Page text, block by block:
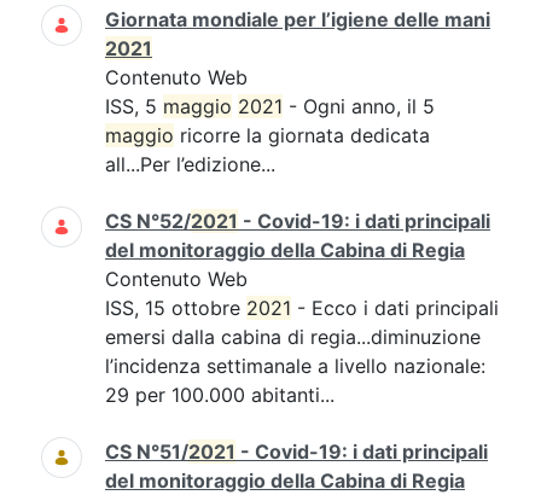
Giornata mondiale per l’igiene delle mani
2021
Contenuto Web
ISS, 5 maggio 2021 - Ogni anno, il 5
maggio ricorre la giornata dedicata
all...Per l’edizione...
CS N°52/2021 - Covid-19: i dati principali
del monitoraggio della Cabina di Regia
Contenuto Web
ISS, 15 ottobre 2021 - Ecco i dati principali
emersi dalla cabina di regia...diminuzione
l’incidenza settimanale a livello nazionale:
29 per 100.000 abitanti...
CS N°51/2021 - Covid-19: i dati principali
del monitoraggio della Cabina di Regia